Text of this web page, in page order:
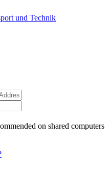
on shared computers